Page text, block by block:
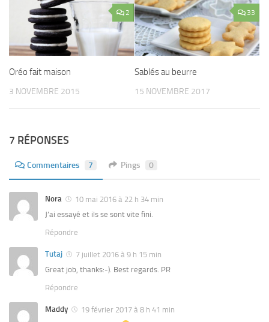
2
Oréo fait maison
3 NOVEMBRE 2015
33
Sablés au beurre
15 NOVEMBRE 2017
7 RÉPONSES
Commentaires 7 Pings 0
Nora
10 mai 2016 à 22 h 34 min
J’ai essayé et ils se sont vite fini.
Répondre
Tutaj
7 juillet 2016 à 9 h 15 min
Great job, thanks:-). Best regards. PR
Répondre
Maddy
19 février 2017 à 8 h 41 min